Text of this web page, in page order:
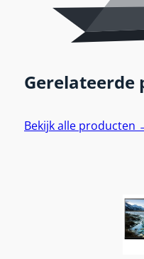
Gerelateerde
Bekijk alle producten